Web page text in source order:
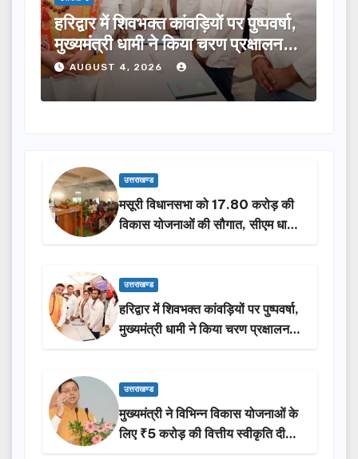
मुख्यमंत्री ने विभिन्न विकास योजनाओं के
लिए ₹5 करोड़ की वित्तीय स्वीकृति दी…
AUGUST 4, 2026
उत्तराखण्ड
मसूरी विधानसभा को 17.80 करोड़ की
विकास योजनाओं की सौगात, सीएम धामी
ने किया लोकार्पण-शिलान्यास.
उत्तराखण्ड
हरिद्वार में शिवभक्त कांवड़ियों पर पुष्पवर्षा,
मुख्यमंत्री धामी ने किया चरण प्रक्षालन…
उत्तराखण्ड
मुख्यमंत्री ने विभिन्न विकास योजनाओं के
लिए ₹5 करोड़ की वित्तीय स्वीकृति दी…